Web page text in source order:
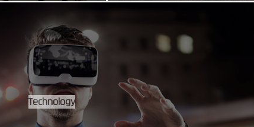
Technology